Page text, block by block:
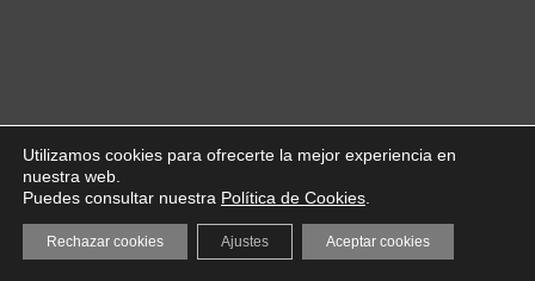
Utilizamos cookies para ofrecerte la mejor experiencia en
nuestra web.
Puedes consultar nuestra Política de Cookies
Aceptar cookies
Rechazar cookies Ajustes